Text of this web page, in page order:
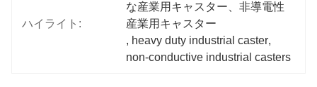
ハイライト:
な産業用キャスター、非導電性
産業用キャスター
, heavy duty industrial caster,
non-conductive industrial casters